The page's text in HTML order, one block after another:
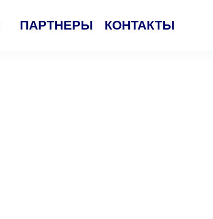
КОНТАКТЫ
ПАРТНЕРЫ